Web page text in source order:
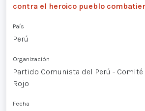
contra el heroico pueblo
País
Perú
Organización
Partido Comunista del Perú - Comité
Rojo
Fecha